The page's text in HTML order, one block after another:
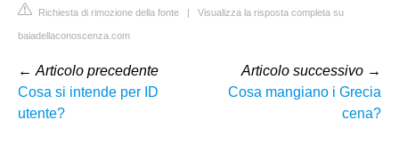
Richiesta di rimozione della fonte | Visualizza la risposta completa su
baiadellaconoscenza.com
← Articolo precedente
Cosa si intende per ID
utente?
Articolo successivo →
Cosa mangiano i Grecia
cena?